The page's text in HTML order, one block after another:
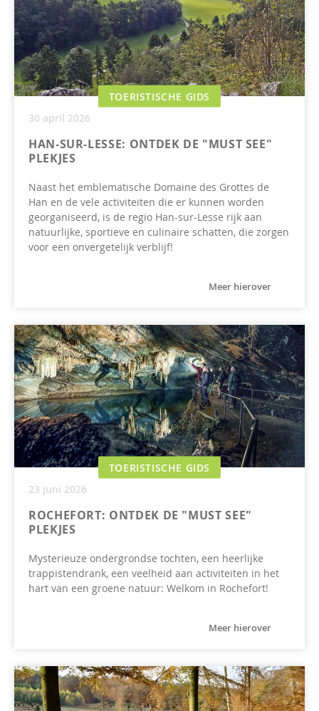
TOERISTISCHE GIDS
30 april 2026
HAN-SUR-LESSE: ONTDEK DE "MUST SEE"
PLEKJES
Naast het emblematische Domaine des Grottes de
Han en de vele activiteiten die er kunnen worden
georganiseerd, is de regio Han-sur-Lesse rijk aan
natuurlijke, sportieve en culinaire schatten, die zorgen
voor een onvergetelijk verblijf!
Meer hierover
TOERISTISCHE GIDS
23 juni 2026
ROCHEFORT: ONTDEK DE "MUST SEE"
PLEKJES
Mysterieuze ondergrondse tochten, een heerlijke
trappistendrank, een veelheid aan activiteiten in het
hart van een groene natuur: Welkom in Rochefort!
Meer hierover